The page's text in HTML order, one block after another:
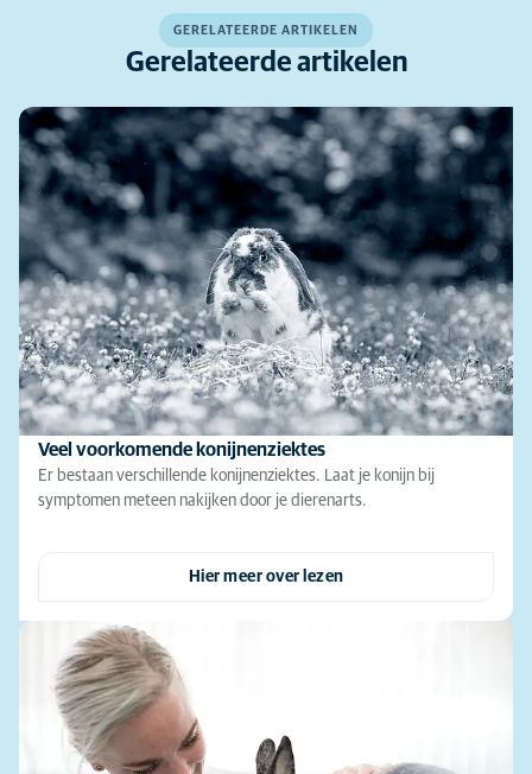
GERELATEERDE ARTIKELEN
Gerelateerde artikelen
Veel voorkomende konijnenziektes
Er bestaan verschillende konijnenziektes. Laat je konijn bij
symptomen meteen nakijken door je dierenarts.
Hier meer over lezen